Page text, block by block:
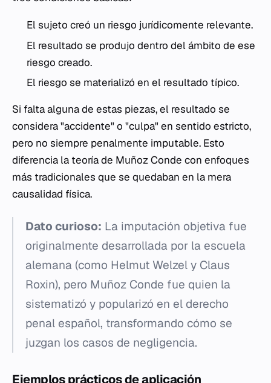
El sujeto creó un riesgo jurídicomente relevante.
El resultado se produjo dentro del ámbito de ese
riesgo creado.
El riesgo se materializó en el resultado típico.
Si falta alguna de estas piezas, el resultado se
considera "accidente" o "culpa" en sentido estricto,
pero no siempre penalmente imputable. Esto
diferencia la teoría de Muñoz Conde con enfoques
más tradicionales que se quedaban en la mera
causalidad física.
Dato curioso: La imputación objetiva fue
originalmente desarrollada por la escuela
alemana (como Helmut Welzel y Claus
Roxin), pero Muñoz Conde fue quien la
sistematizó y popularizó en el derecho
penal español, transformando cómo se
juzgan los casos de negligencia.
Ejemplos prácticos de aplicación